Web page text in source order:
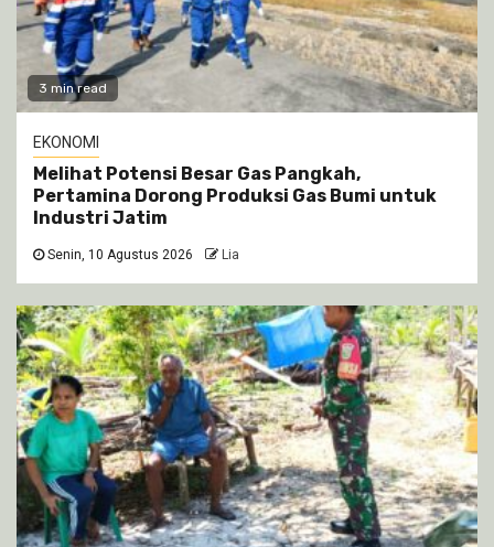
3 min read
EKONOMI
Melihat Potensi Besar Gas Pangkah,
Pertamina Dorong Produksi Gas Bumi untuk
Industri Jatim
Senin, 10 Agustus 2026 Lia